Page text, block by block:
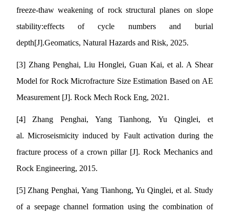
freeze-thawweakening of rockstructuralplanes on slope
stability:effects of cycle numbersand burial
depth[J].Geomatics, Natural Hazards and Risk, 2025.
[3] Zhang Penghai, Liu Honglei, Guan Kai, et al. A Shear
Model for Rock Microfracture Size Estimation Based on AE
Measurement [J]. Rock Mech Rock Eng, 2021.
[4] Zhang Penghai, Yang Tianhong,Yu Qinglei, et
al. Microseismicity induced by Fault activation during the
fracture process of a crown pillar [J]. Rock Mechanics and
Rock Engineering, 2015.
[5] Zhang Penghai,Yang Tianhong, Yu Qinglei, et al. Study
of a seepage channel formation using the combination of